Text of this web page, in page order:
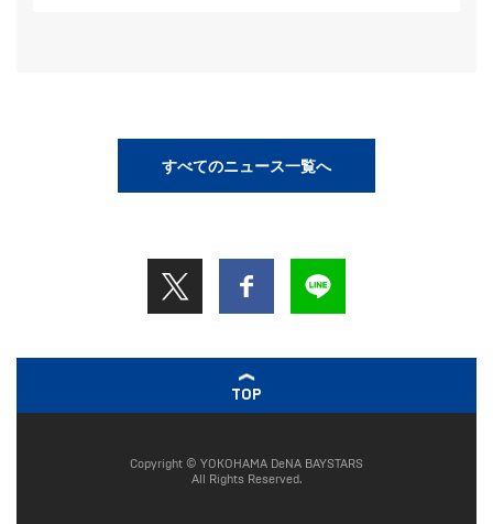
すべてのニュース一覧へ
TOP
Copyright © YOKOHAMA DeNA BAYSTARS
All Rights Reserved.